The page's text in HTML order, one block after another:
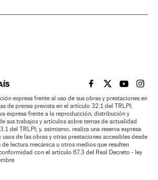
EL PAÍS BRASIL EN
EL PAÍSEL PAÍS
EL
expresa frente al uso de sus obras y prestaciones en
de prensa prevista en el artículo 32.1 del TRLPI;
expresa frente a la reproducción, distribución y
sus trabajos y artículos sobre temas de actualidad
del TRLPI; y, asimismo, realiza una reserva expresa
de las obras y otras prestaciones accesibles desde
lectura mecánica u otros medios que resulten
con el artículo 67.3 del Real Decreto - ley